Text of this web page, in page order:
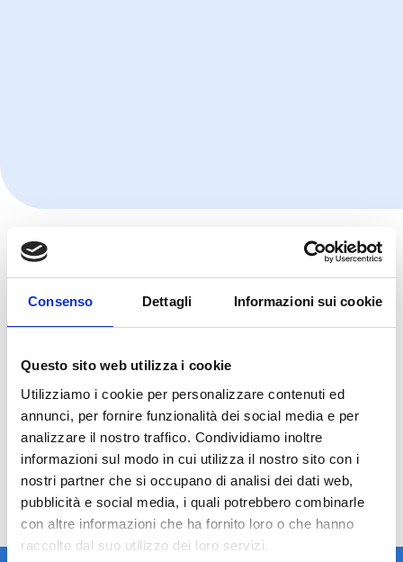
Consenso Dettagli Informazioni sui cookie
Questo sito web utilizza i cookie
Utilizziamo i cookie per personalizzare contenuti ed
annunci, per fornire funzionalità dei social media e per
analizzare il nostro traffico. Condividiamo inoltre
informazioni sul modo in cui utilizza il nostro sito con i
nostri partner che si occupano di analisi dei dati web,
pubblicità e social media, i quali potrebbero combinarle
con altre informazioni che ha fornito loro o che hanno
raccolto dal suo utilizzo dei loro servizi.